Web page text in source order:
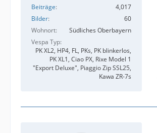
Beiträge
4,017
Bilder
60
Wohnort
Südliches Oberbayern
Vespa Typ
PK XL2, HP4, FL, PKs, PK blinkerlos,
PK XL1, Ciao PX, Rixe Model 1
"Export Deluxe", Piaggio Zip SSL25,
Kawa ZR-7s